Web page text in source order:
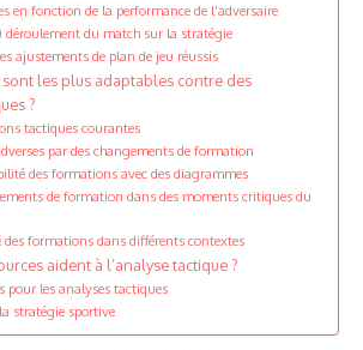
en fonction de la performance de l’adversaire
déroulement du match sur la stratégie
ajustements de plan de jeu réussis
les plus adaptables contre des
?
tactiques courantes
par des changements de formation
des formations avec des diagrammes
de formation dans des moments critiques du
des formations dans différents contextes
aident à l’analyse tactique ?
pour les analyses tactiques
stratégie sportive